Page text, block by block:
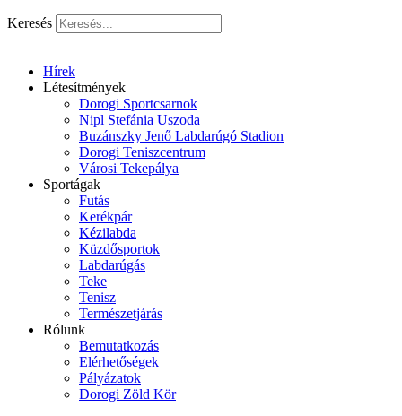
Keresés
Hírek
Létesítmények
Dorogi Sportcsarnok
Nipl Stefánia Uszoda
Buzánszky Jenő Labdarúgó Stadion
Dorogi Teniszcentrum
Városi Tekepálya
Sportágak
Futás
Kerékpár
Kézilabda
Küzdősportok
Labdarúgás
Teke
Tenisz
Természetjárás
Rólunk
Bemutatkozás
Elérhetőségek
Pályázatok
Dorogi Zöld Kör